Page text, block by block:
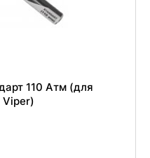
110 Атм (для
Viper)